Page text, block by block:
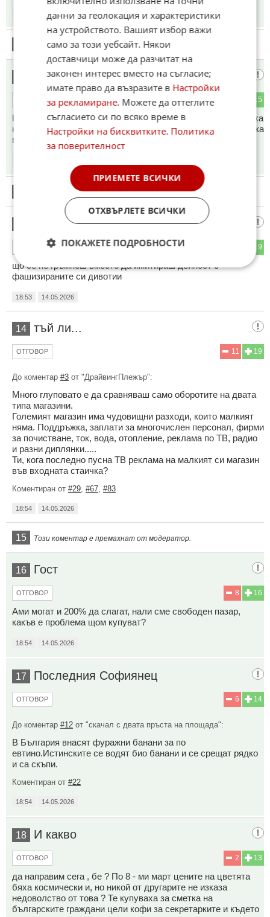
14.05.2026
Този коментар е премахнат от модератор.
Едноок
15
ОТГОВОР
Е, не сте прави. Не слагат никаква надценка - само смениха
накрая на цената лв. с евро. И причината била - всички така
правели!
Този коментар е премахнат от модератор.
Пульо,
9
ОТГОВОР
що се не гръмнеш вместо да имитираш дейност с
фашизираните си дивотии
18:53 14.05.2026
14 тъй ли...
19
11
ОТГОВОР
До коментар #3 от "ДрайвингПлежър":
Много глуповато е да сравняваш само оборотите на двата
типа магазини.
Големият магазин има чудовищни разходи, които малкият
няма. Поддръжка, заплати за многочислен персонал, фирми
за почистване, ток, вода, отопление, реклама по ТВ, радио
и разни диплянки.....
Ти, кога последно пусна ТВ реклама на малкият си магазин
във входната стаичка?
Коментиран от #29 #67 #83
18:54 14.05.2026
15 Този коментар е премахнат от модератор.
16 Гост
16
8
ОТГОВОР
Ами могат и 200% да слагат, нали сме свободен пазар,
какъв е проблема щом купуват?
18:54 14.05.2026
17 Последния Софиянец
14
6
ОТГОВОР
До коментар #12 от "скачал с двата пръста на площада":
В България внасят фуражни банани за по
евтино.Истинските се водят био банани и се срещат рядко
и са скъпи.
Коментиран от #22
18:54 14.05.2026
18 И какво
13
2
ОТГОВОР
да направим сега , бе ? По 8 - ми март цените на цветята
бяха космически и, но никой от другарите не изказа
недоволство от това ? Те купуваха за сметка на
българските граждани цели кофи за секретарките и където
данни за геолокация и характеристики
на устройството. Вашият избор важи
само за този уебсайт. Някои
доставчици може да разчитат на
законен интерес вместо на съгласие;
имате право да възразите в Настройки
за рекламиране. Можете да оттеглите
съгласието си по всяко време в
Настройки на бисквитките. Политика
за поверителност
ПРИЕМЕТЕ ВСИЧКИ
ОТХВЪРЛЕТЕ ВСИЧКИ
ПОКАЖЕТЕ ПОДРОБНОСТИ